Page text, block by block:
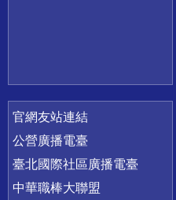
官網友站連結
公營廣播電臺
臺北國際社區廣播電臺
中華職棒大聯盟